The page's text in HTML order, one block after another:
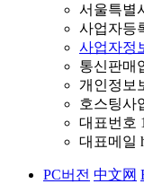
서울특별
사업자등
사업자정
통신판매
개인정보
호스팅사
대표번호
대표메일
PC버전 中文网